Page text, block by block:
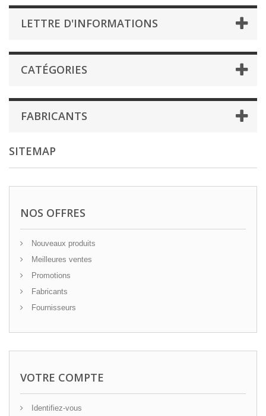
LETTRE D'INFORMATIONS
CATÉGORIES
FABRICANTS
SITEMAP
NOS OFFRES
Nouveaux produits
Meilleures ventes
Promotions
Fabricants
Fournisseurs
VOTRE COMPTE
Identifiez-vous